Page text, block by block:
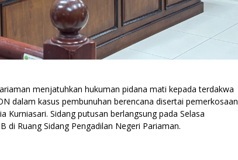
menjatuhkan hukuman pidana mati kepada terdakwa
dalam kasus pembunuhan berencana disertai pemerkosaan
Kurniasari. Sidang putusan berlangsung pada Selasa
di Ruang Sidang Pengadilan Negeri Pariaman.